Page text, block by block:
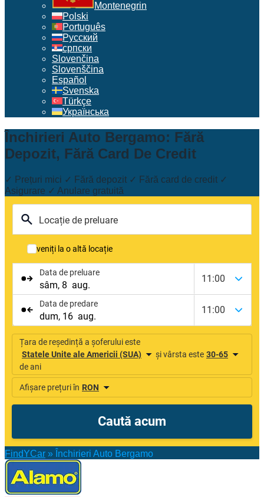
Montenegrin
Polski
Português
Русский
српски
Slovenčina
Slovenščina
Español
Svenska
Türkçe
Українська
Închirieri Auto Bergamo: Fără
Depozit, Fără Card De Credit
✓ Prețuri mici ✓ Fără depozit ✓ Fără card de credit ✓
Asigurare ✓ Anulare gratuită
FindYCar » Închirieri Auto Bergamo